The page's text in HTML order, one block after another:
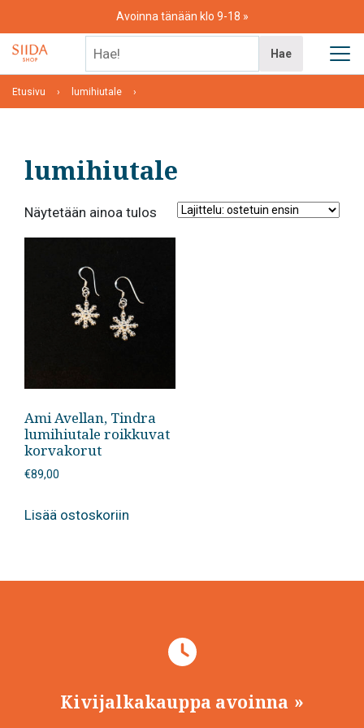
content
Avoinna tänään klo 9-18
Hae
Etusivu lumihiutale
lumihiutale
Näytetään ainoa tulos
Ami Avellan, Tindra
lumihiutale roikkuvat
korvakorut
€89,00
Lisää ostoskoriin
Kivijalkakauppa avoinna